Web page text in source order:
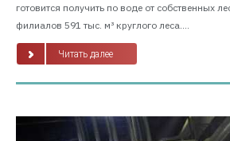
готовится получить по воде от собственных
филиалов 591 тыс. м³ круглого леса....
Читать далее